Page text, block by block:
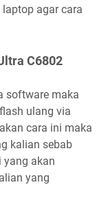
agar cara
C6802
software maka
ulang via
cara ini maka
kalian sebab
yang akan
yang